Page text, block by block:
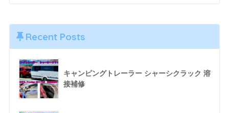
Recent Posts
キャンピングトレーラー シャーシクラック 溶
接補修